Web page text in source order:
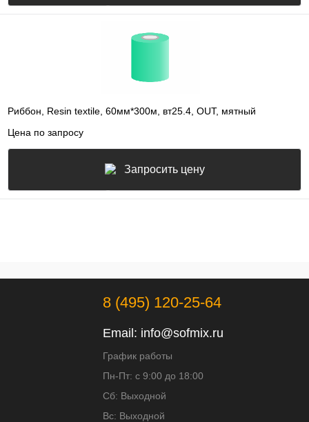
Риббон, Resin textile, 60мм*300м, вт25.4, OUT, мятный
Цена по запросу
Запросить цену
8 (495) 120-25-64
Email: info@sofmix.ru
График работы
Пн-Пт: с 9:00 до 18:00
Сб: Выходной
Вс: Выходной